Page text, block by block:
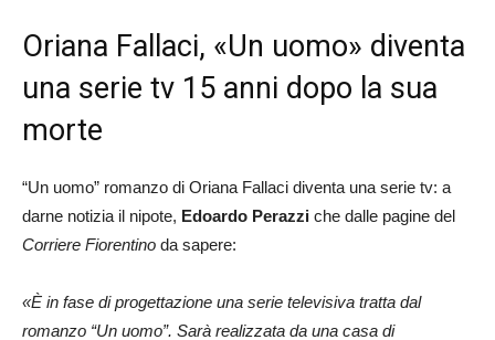
Oriana Fallaci, «Un uomo» diventa
una serie tv 15 anni dopo la sua
morte
“Un uomo” romanzo di Oriana Fallaci diventa una serie tv: a
darne notizia il nipote, Edoardo Perazzi che dalle pagine del
Corriere Fiorentino da sapere:
«È in fase di progettazione una serie televisiva tratta dal
romanzo “Un uomo”. Sarà realizzata da una casa di